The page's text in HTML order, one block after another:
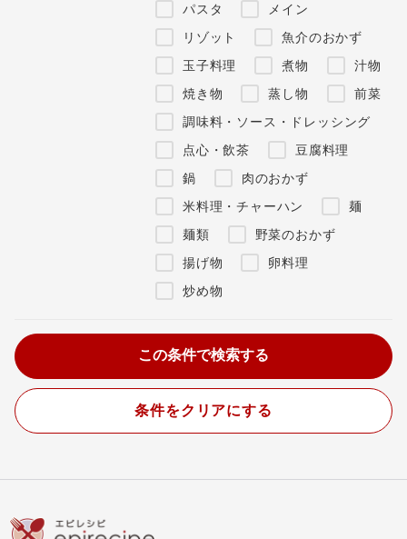
パスタ
メイン
リゾット
魚介のおかず
玉子料理
煮物
汁物
焼き物
蒸し物
前菜
調味料・ソース・ドレッシング
点心・飲茶
豆腐料理
鍋
肉のおかず
米料理・チャーハン
麺
麺類
野菜のおかず
揚げ物
卵料理
炒め物
条件をクリアにする